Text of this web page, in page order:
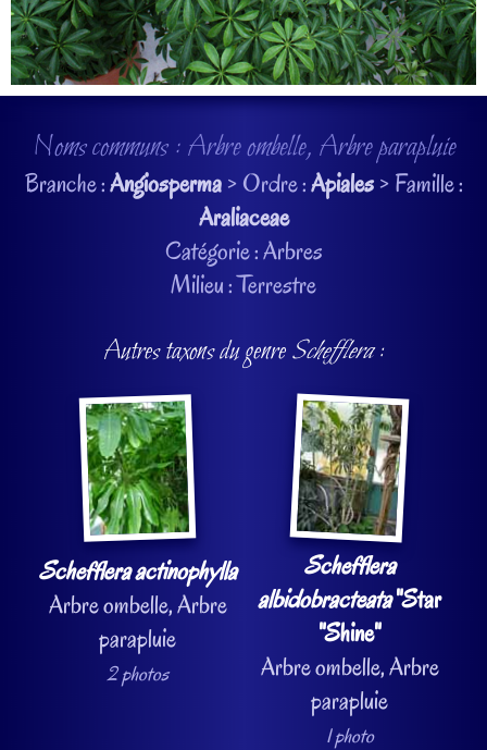
Noms communs : Arbre ombelle, Arbre parapluie
Branche :Angiosperma> Ordre :Apiales> Famille :
Araliaceae
Catégorie : Arbres
Milieu : Terrestre
Autres taxons du genreSchefflera:
Schefflera actinophylla
Arbre ombelle, Arbre
parapluie
2 photos
Schefflera
albidobracteata"Star
"Shine"
Arbre ombelle, Arbre
parapluie
1 photo